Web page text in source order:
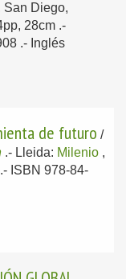
San Diego,
28cm .-
.- Inglés
de futuro /
.- Lleida: Milenio ,
ISBN 978-84-